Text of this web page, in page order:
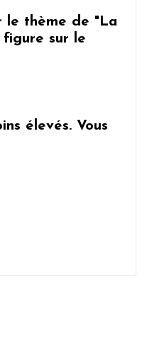
le thème de "La
figure sur le
élevés. Vous